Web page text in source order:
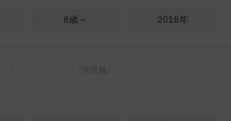
6歳～ 2018年